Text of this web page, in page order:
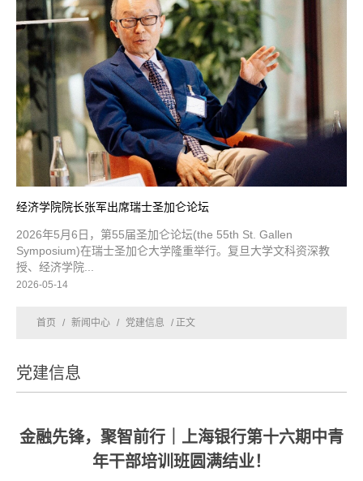
经济学院院长张军出席瑞士圣加仑论坛
2026年5月6日，第55届圣加仑论坛(the 55th St. Gallen
Symposium)在瑞士圣加仑大学隆重举行。复旦大学文科资深教
授、经济学院...
2026-05-14
首页 / 新闻中心 / 党建信息 / 正文
党建信息
金融先锋，聚智前行｜上海银行第十六期中青
年干部培训班圆满结业！